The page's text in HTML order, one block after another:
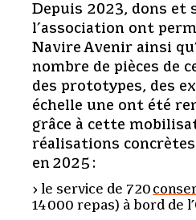
Depuis 2023, dons et
l’association ont
Navire Avenir ainsi
nombre de pièces de
des prototypes, des
échelle une ont été
grâce à cette
réalisations
en 2025 :
le service de 720
14 000 repas) à bord de